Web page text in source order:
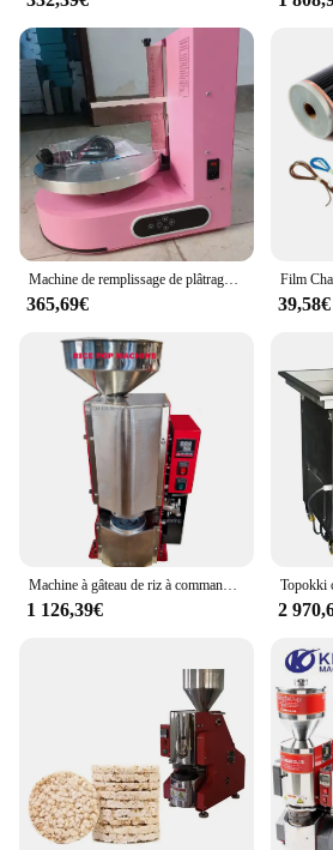
Machine de remplissage de plâtrage de crème de gâteau rond automatique durable, enrobage à vendre
365,69€ 39,58€
Machine à gâteau de riz à commande automatique, casse-croûte de riz, fabrication de collations soufflées
1 126,39€ 2